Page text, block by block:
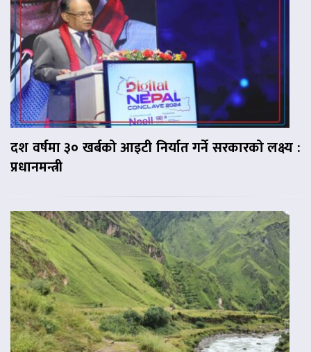
दश वर्षमा ३० खर्बको आइटी निर्यात गर्ने सरकारको लक्ष्य :
प्रधानमन्त्री